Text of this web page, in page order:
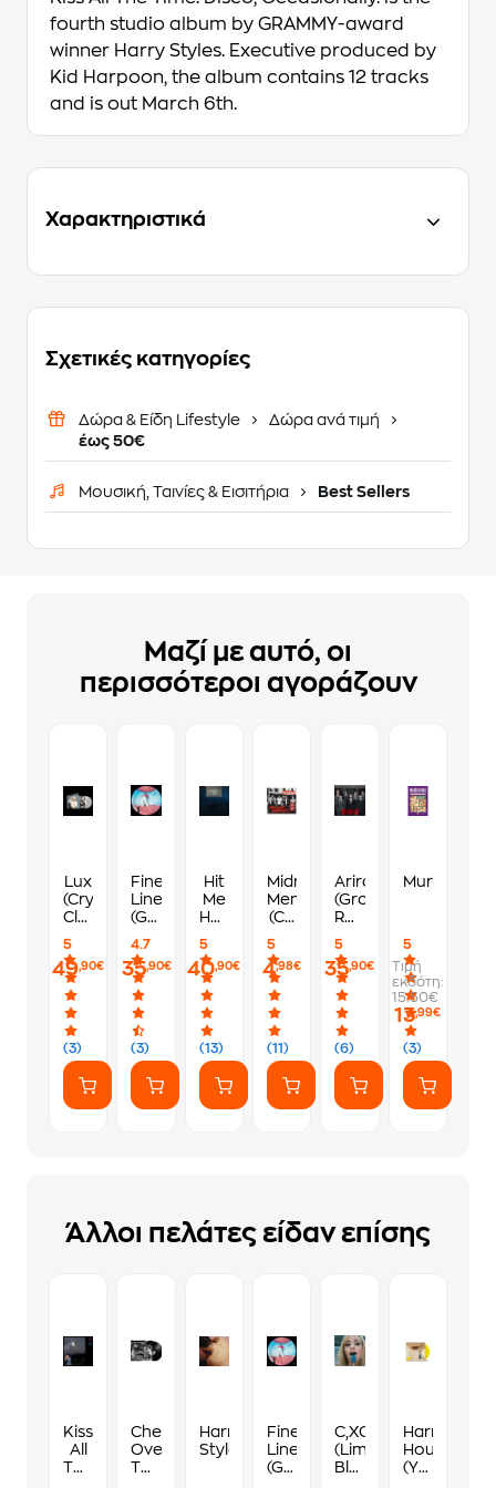
fourth studio album by GRAMMY-award
winner Harry Styles. Executive produced by
Kid Harpoon, the album contains 12 tracks
and is out March 6th.
Χαρακτηριστικά
Σχετικές κατηγορίες
Δώρα & Είδη Lifestyle
Δώρα ανά τιμή
έως 50€
Μουσική, Ταινίες & Εισιτήρια Best Sellers
Μαζί με αυτό, οι
περισσότεροι αγοράζουν
Lux
(Crystal
Clear
(2LP)
5
(3)
49,90€
Fine
Line
(Gfd.
180g)
4.7
(3)
35,90€
Hit
Me
Hard
Soft
Out
(LP)
5
(13)
40,90€
Midnight
Memories
(CD
Edition)
5
(11)
4,98€
Arirang
(Group
Red
5
(6)
35,90€
Murdoku
5
(3)
Τιμή
εκδότη:
15.50€
13,99€
Άλλοι πελάτες είδαν επίσης
Kiss
All
The
Chemtrails
Over
The
Harry
Styles
Fine
Line
(Gfd.
C,XOXO
(Limited
Blue
Harry's
House
(Yellow